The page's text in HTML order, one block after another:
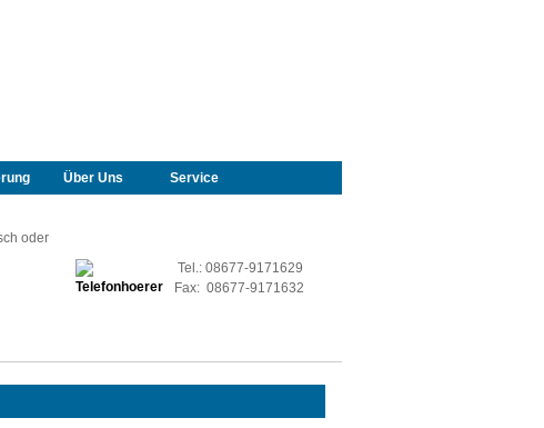
Über Uns Service
oder
Tel.: 08677-9171629
Fax: 08677-9171632